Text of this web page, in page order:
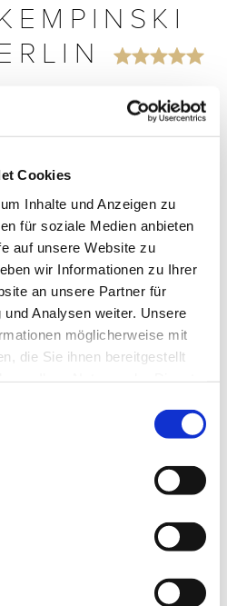
Cookies
Inhalte und Anzeigen zu
für soziale Medien anbieten
auf unsere Website zu
wir Informationen zu Ihrer
an unsere Partner für
Analysen weiter. Unsere
möglicherweise mit
die Sie ihnen bereitgestellt
und Luxus beeindruckt, sondern